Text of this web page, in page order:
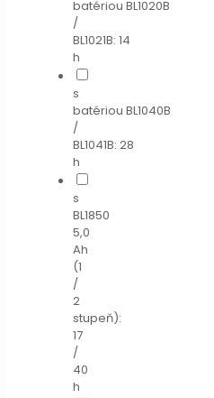
batériou BL1020B
/
BL1021B: 14
h
s
batériou BL1040B
/
BL1041B: 28
h
s
BL1850
5,0
Ah
(1
/
2
stupeň):
17
/
40
h